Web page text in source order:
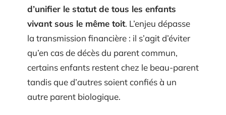
d’unifier le statut de tous les enfants
vivant sous le même toit. L’enjeu dépasse
la transmission financière : il s’agit d’éviter
qu’en cas de décès du parent commun,
certains enfants restent chez le beau-parent
tandis que d’autres soient confiés à un
autre parent biologique.